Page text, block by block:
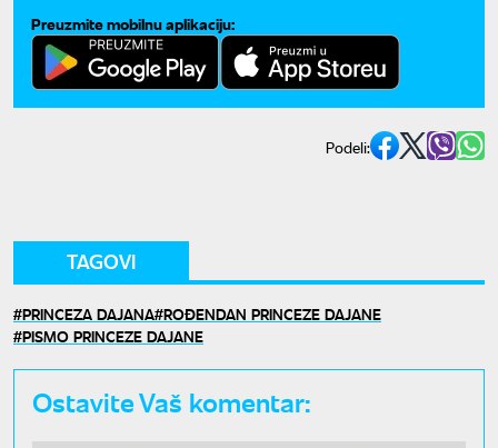
Preuzmite mobilnu aplikaciju:
Podeli:
TAGOVI
PRINCEZA DAJANA ROĐENDAN PRINCEZE DAJANE
PISMO PRINCEZE DAJANE
Ostavite Vaš komentar: